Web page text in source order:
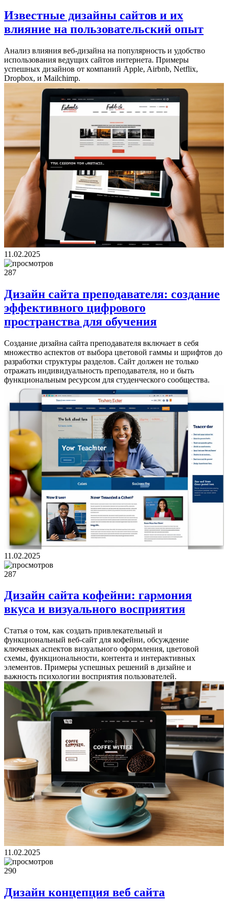
Известные дизайны сайтов и их
влияние на пользовательский опыт
Анализ влияния веб-дизайна на популярность и удобство
использования ведущих сайтов интернета. Примеры
успешных дизайнов от компаний Apple, Airbnb, Netflix,
Dropbox, и Mailchimp.
11.02.2025
287
Дизайн сайта преподавателя: создание
эффективного цифрового
пространства для обучения
Создание дизайна сайта преподавателя включает в себя
множество аспектов от выбора цветовой гаммы и шрифтов до
разработки структуры разделов. Сайт должен не только
отражать индивидуальность преподавателя, но и быть
функциональным ресурсом для студенческого сообщества.
11.02.2025
287
Дизайн сайта кофейни: гармония
вкуса и визуального восприятия
Статья о том, как создать привлекательный и
функциональный веб-сайт для кофейни, обсуждение
ключевых аспектов визуального оформления, цветовой
схемы, функциональности, контента и интерактивных
элементов. Примеры успешных решений в дизайне и
важность психологии восприятия пользователей.
11.02.2025
290
Дизайн концепция веб сайта